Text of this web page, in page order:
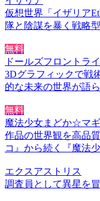
仮想世界「イザリア
隊と陰謀を暴く戦略
無料
ドールズフロントラ
3Dグラフィックで戦
的な未来の世界が語
無料
魔法少女まどか☆マギ
作品の世界観を高品
コ』から続く『魔法
エクスアストリス
調査員として異星を